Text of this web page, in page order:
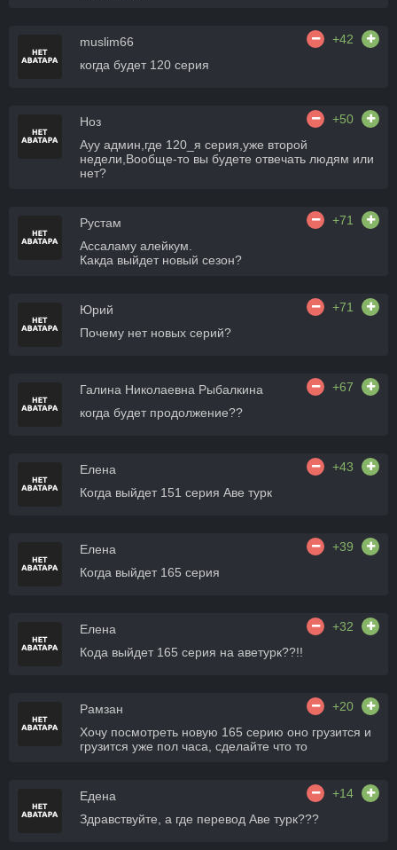
muslim66
+42
когда будет 120 серия
Ноз
+50
Ауу админ,где 120_я серия,уже второй
недели,Вообще-то вы будете отвечать людям или
нет?
Рустам
+71
Ассаламу алейкум.
Какда выйдет новый сезон?
Юрий
+71
Почему нет новых серий?
Галина Николаевна Рыбалкина
+67
когда будет продолжение??
Елена
+43
Когда выйдет 151 серия Аве турк
Елена
+39
Когда выйдет 165 серия
Елена
+32
Кода выйдет 165 серия на аветурк??!!
Рамзан
+20
Хочу посмотреть новую 165 серию оно грузится и
грузится уже пол часа, сделайте что то
Едена
+14
Здравствуйте, а где перевод Аве турк???